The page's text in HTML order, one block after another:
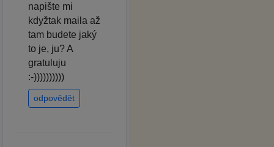
napište mi
kdyžtak maila až
tam budete jaký
to je, ju? A
gratuluju
:-))))))))))
odpovědět